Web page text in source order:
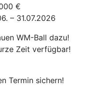
€
– 31.07.2026
WM-Ball dazu!
Zeit verfügbar!
Termin sichern!